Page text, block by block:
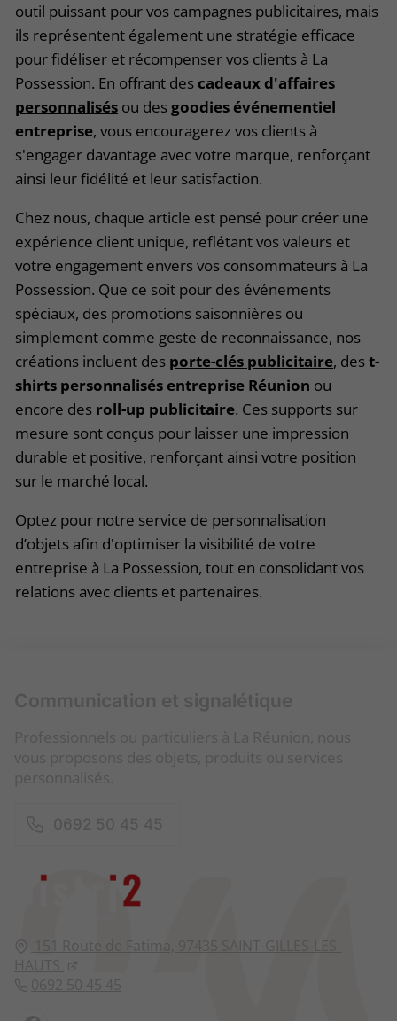
outil puissant pour vos campagnes publicitaires, mais
ils représentent également une stratégie efficace
pour fidéliser et récompenser vos clients à La
Possession. En offrant des cadeaux d'affaires
personnalisés ou des goodies événementiel
entreprise, vous encouragerez vos clients à
s'engager davantage avec votre marque, renforçant
ainsi leur fidélité et leur satisfaction.
Chez nous, chaque article est pensé pour créer une
expérience client unique, reflétant vos valeurs et
votre engagement envers vos consommateurs à La
Possession. Que ce soit pour des événements
spéciaux, des promotions saisonnières ou
simplement comme geste de reconnaissance, nos
créations incluent des porte-clés publicitaire, dest-
shirts personnalisés entreprise Réunion ou
encore des roll-up publicitaire. Ces supports sur
mesure sont conçus pour laisser une impression
durable et positive, renforçant ainsi votre position
sur le marché local.
Optez pour notre service de personnalisation
d’objets afin d'optimiser la visibilité de votre
entreprise à La Possession, tout en consolidant vos
relations avec clients et partenaires.